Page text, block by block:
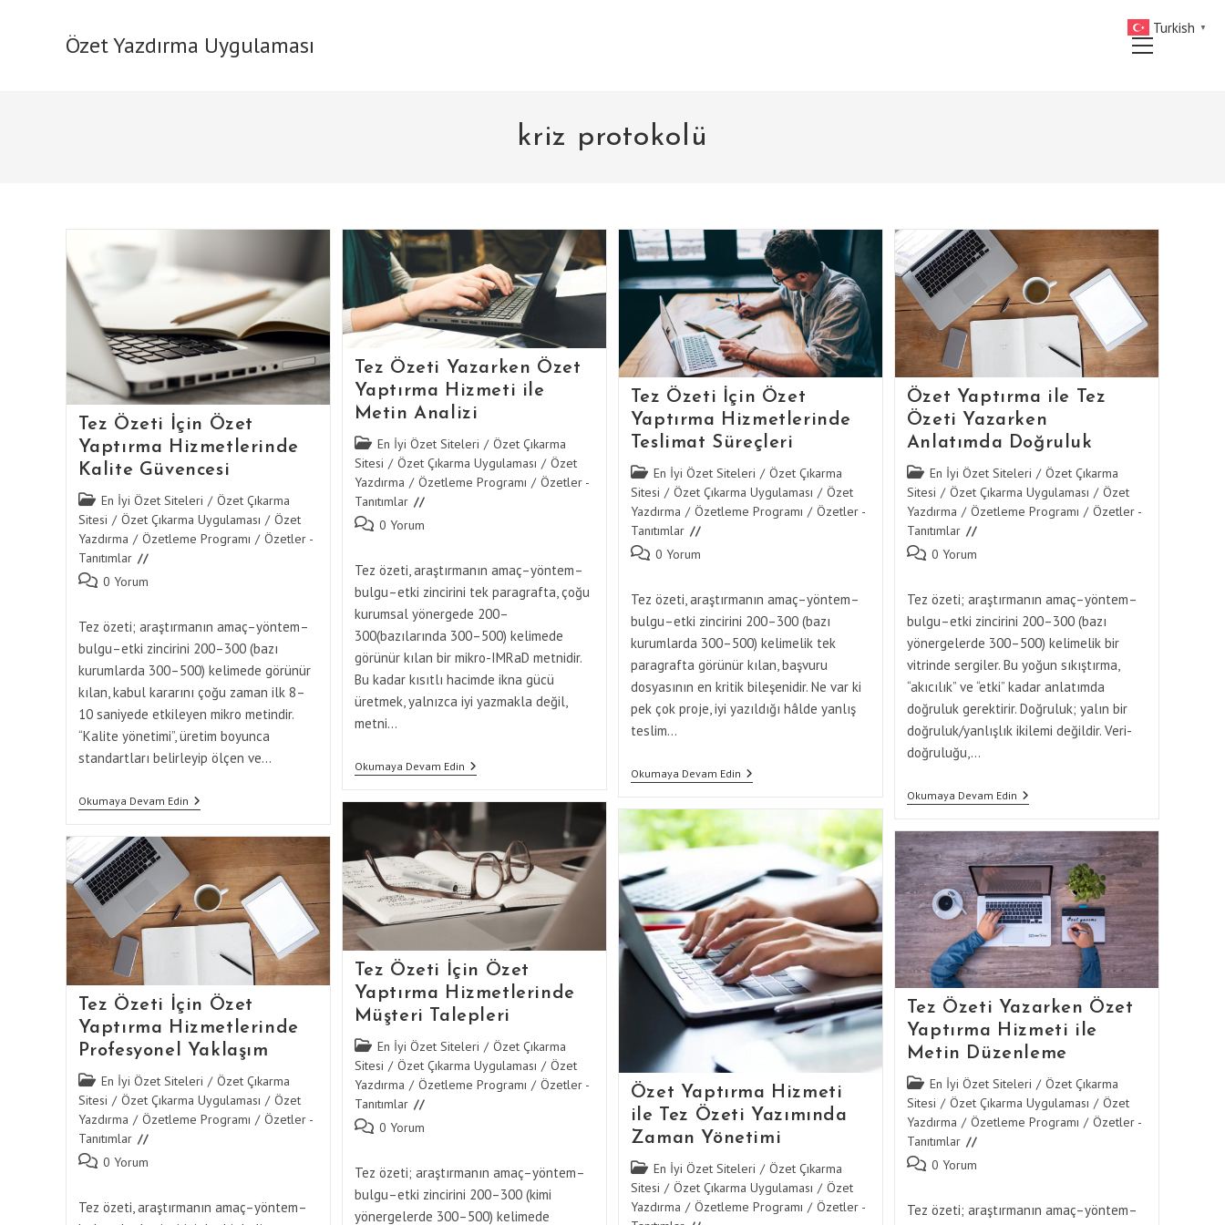
Özet Yazdırma Uygulaması
Main
kriz protokolü
Tez Özeti İçin Özet
Yaptırma Hizmetlerinde
Kalite Güvencesi
Post
category:
En İyi Özet Siteleri / Özet Çıkarma
Sitesi / Özet Çıkarma Uygulaması / Özet
Yazdırma / Özetleme Programı / Özetler -
Tanıtımlar
Post 0 Yorum
Tez özeti; araştırmanın amaç–yöntem–
bulgu–etki zincirini 200–300 (bazı
kurumlarda 300–500) kelimede görünür
kılan, kabul kararını çoğu zaman ilk 8–
10 saniyede etkileyen mikro metindir.
“Kalite yönetimi”, üretim boyunca
standartları belirleyip ölçen ve…
Okumaya Devam EdinTez
Özet
Yaptırma
Hizmetlerinde
Kalite
Güvencesi
Tez Özeti Yazarken Özet
Yaptırma Hizmeti ile
Metin Analizi
Post
category:
En İyi Özet Siteleri / Özet Çıkarma
Sitesi / Özet Çıkarma Uygulaması / Özet
Yazdırma / Özetleme Programı / Özetler -
Tanıtımlar
Post 0 Yorum
Tez özeti, araştırmanın amaç–yöntem–
bulgu–etki zincirini tek paragrafta, çoğu
kurumsal yönergede 200–
300(bazılarında 300–500) kelimede
görünür kılan bir mikro-IMRaD metnidir.
Bu kadar kısıtlı hacimde ikna gücü
üretmek, yalnızca iyi yazmakla değil,
metni…
Okumaya Devam EdinTez
Yaptırma
Hizmeti
Ile
Metin
Analizi
Tez Özeti İçin Özet
Yaptırma Hizmetlerinde
Teslimat Süreçleri
Post
category:
En İyi Özet Siteleri / Özet Çıkarma
Sitesi / Özet Çıkarma Uygulaması / Özet
Yazdırma / Özetleme Programı / Özetler -
Tanıtımlar
Post 0 Yorum
Tez özeti, araştırmanın amaç–yöntem–
bulgu–etki zincirini 200–300 (bazı
kurumlarda 300–500) kelimelik tek
paragrafta görünür kılan, başvuru
dosyasının en kritik bileşenidir. Ne var ki
pek çok proje, iyi yazıldığı hâlde yanlış
teslim…
Okumaya Devam EdinTez
Yaptırma
Hizmetlerinde
Süreçleri
Özet Yaptırma ile Tez
Özeti Yazarken
Anlatımda Doğruluk
Post
category:
En İyi Özet Siteleri / Özet Çıkarma
Sitesi / Özet Çıkarma Uygulaması / Özet
Yazdırma / Özetleme Programı / Özetler -
Tanıtımlar
Post 0 Yorum
Tez özeti; araştırmanın amaç–yöntem–
bulgu–etki zincirini 200–300 (bazı
yönergelerde 300–500) kelimelik bir
vitrinde sergiler. Bu yoğun sıkıştırma,
“akıcılık” ve “etki” kadar anlatımda
doğruluk gerektirir. Doğruluk; yalın bir
doğruluk/yanlışlık ikilemi değildir. Veri-
doğruluğu,…
Okumaya Devam EdinÖzet
Tez
Özeti
Yazarken
Anlatımda
Doğruluk
Tez Özeti İçin Özet
Yaptırma Hizmetlerinde
Müşteri Talepleri
Post
category:
En İyi Özet Siteleri / Özet Çıkarma
Sitesi / Özet Çıkarma Uygulaması / Özet
Yazdırma / Özetleme Programı / Özetler -
Tanıtımlar
Post 0 Yorum
Tez özeti; araştırmanın amaç–yöntem–
bulgu–etki zincirini 200–300 (kimi
yönergelerde 300–500) kelimede
Özet Yaptırma Hizmeti
ile Tez Özeti Yazımında
Zaman Yönetimi
Post
category:
En İyi Özet Siteleri / Özet Çıkarma
Sitesi / Özet Çıkarma Uygulaması / Özet
Yazdırma / Özetleme Programı / Özetler -
Tez Özeti Yazarken Özet
Yaptırma Hizmeti ile
Metin Düzenleme
Post
category:
En İyi Özet Siteleri / Özet Çıkarma
Sitesi / Özet Çıkarma Uygulaması / Özet
Yazdırma / Özetleme Programı / Özetler -
Tanıtımlar
Post 0 Yorum
Tez özeti; araştırmanın amaç–yöntem–
Tez Özeti İçin Özet
Yaptırma Hizmetlerinde
Profesyonel Yaklaşım
Post
category:
En İyi Özet Siteleri / Özet Çıkarma
Sitesi / Özet Çıkarma Uygulaması / Özet
Yazdırma / Özetleme Programı / Özetler -
Tanıtımlar
Post 0 Yorum
Tez özeti, araştırmanın amaç–yöntem–
Turkish ▼